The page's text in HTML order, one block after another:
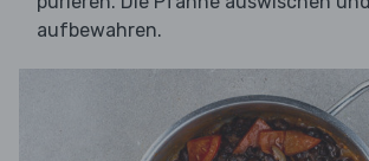
aufbewahren.